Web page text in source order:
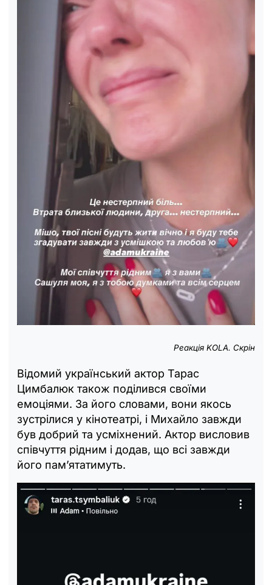
Реакція KOLA. Скрін
Відомий український актор Тарас
Цимбалюк також поділився своїми
емоціями. За його словами, вони якось
зустрілися у кінотеатрі, і Михайло завжди
був добрий та усміхнений. Актор висловив
співчуття рідним і додав, що всі завжди
його пам’ятатимуть.